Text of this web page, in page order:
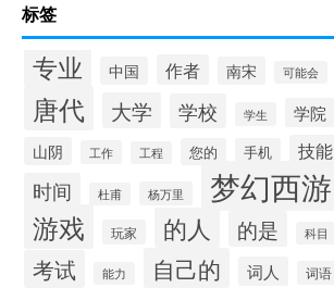
标签
专业 中国 作者 南宋 可能会
唐代 大学 学校 学生 学院
山阴 工作 工程 您的 手机 技能
时间 杜甫 杨万里 梦幻西游
游戏 玩家 的人 的是 科目
考试 能力 自己的 词人 词语